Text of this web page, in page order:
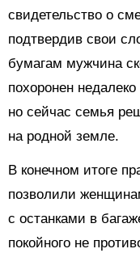
свидетельство о
подтвердив свои
бумагам мужчина
похоронен недалеко
но сейчас семья
на родной земле.
В конечном итоге
позволили
с останками в
покойного не